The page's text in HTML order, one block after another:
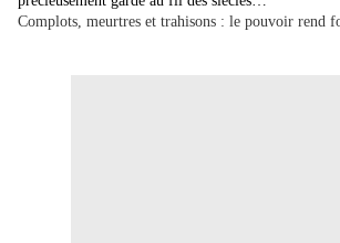
Complots, meurtres et trahisons : le pouvoir rend